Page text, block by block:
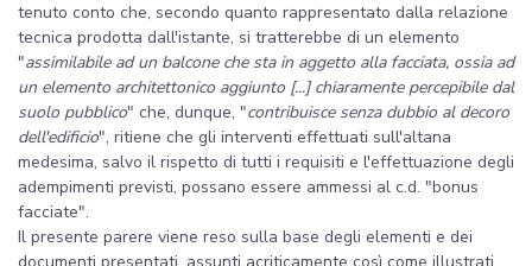
tenuto conto che, secondo quanto rappresentato dalla relazione
tecnica prodotta dall'istante, si tratterebbe di un elemento
"assimilabile ad un balcone che sta in aggetto alla facciata, ossia ad
un elemento architettonico aggiunto [...] chiaramente percepibile dal
suolo pubblico" che, dunque, "contribuisce senza dubbio al decoro
dell'edificio", ritiene che gli interventi effettuati sull'altana
medesima, salvo il rispetto di tutti i requisiti e l'effettuazione degli
adempimenti previsti, possano essere ammessi al c.d. "bonus
facciate".
Il presente parere viene reso sulla base degli elementi e dei